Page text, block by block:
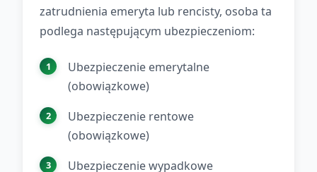
zatrudnienia emeryta lub rencisty, osoba ta
podlega następującym ubezpieczeniom:
Ubezpieczenie emerytalne
(obowiązkowe)
Ubezpieczenie rentowe
(obowiązkowe)
Ubezpieczenie wypadkowe